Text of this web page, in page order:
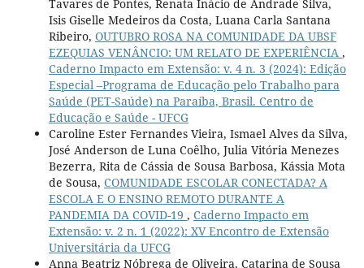
Tavares de Pontes, Renata Inácio de Andrade Silva,
Isis Giselle Medeiros da Costa, Luana Carla Santana
Ribeiro, OUTUBRO ROSA NA COMUNIDADE DA UBSF
EZEQUIAS VENÂNCIO: UM RELATO DE EXPERIÊNCIA ,
Caderno Impacto em Extensão: v. 4 n. 3 (2024): Edição
Especial –Programa de Educação pelo Trabalho para
Saúde (PET-Saúde) na Paraíba, Brasil. Centro de
Educação e Saúde - UFCG
Caroline Ester Fernandes Vieira, Ismael Alves da Silva,
José Anderson de Luna Coêlho, Julia Vitória Menezes
Bezerra, Rita de Cássia de Sousa Barbosa, Kássia Mota
de Sousa, COMUNIDADE ESCOLAR CONECTADA? A
ESCOLA E O ENSINO REMOTO DURANTE A
PANDEMIA DA COVID-19 , Caderno Impacto em
Extensão: v. 2 n. 1 (2022): XV Encontro de Extensão
Universitária da UFCG
Anna Beatriz Nóbrega de Oliveira, Catarina de Sousa